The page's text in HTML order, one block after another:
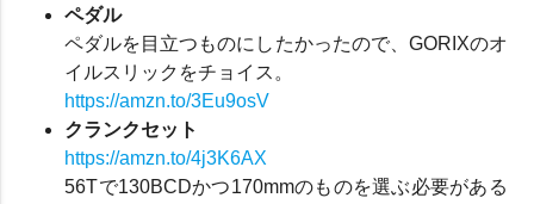
ペダル
ペダルを目立つものにしたかったので、GORIXのオ
イルスリックをチョイス。
https://amzn.to/3Eu9osV
クランクセット
https://amzn.to/4j3K6AX
56Tで130BCDかつ170mmのものを選ぶ必要がある